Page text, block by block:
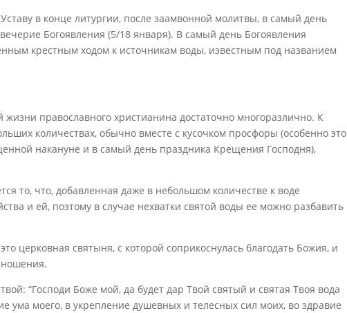
в конце литургии, после заамвонной молитвы, в самый день
Богоявления (5/18 января). В самый день Богоявления
крестным ходом к источникам воды, известным под названием
православного христианина достаточно многоразлично. К
количествах, обычно вместе с кусочком просфоры (особенно это
накануне и в самый день праздника Крещения Господня),
то, что, добавленная даже в небольшом количестве к воде
и ей, поэтому в случае нехватки святой воды ее можно разбавить
церковная святыня, с которой соприкоснулась благодать Божия, и
“Господи Боже мой, да будет дар Твой святый и святая Твоя вода
ума моего, в укрепление душевных и телесных сил моих, во здравие